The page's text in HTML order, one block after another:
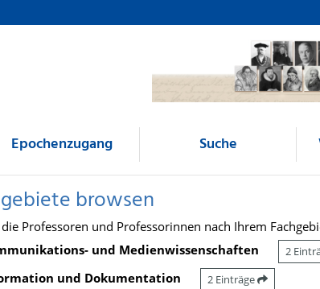
Epochenzugang Suche
browsen
Professoren und Professorinnen nach Ihrem
und Medienwissenschaften
2
und Dokumentation 2 Einträge